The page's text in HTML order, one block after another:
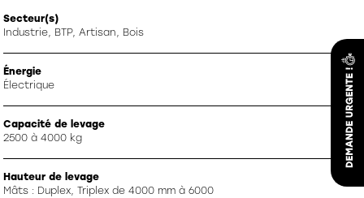
Secteur(s)
Industrie, BTP, Artisan, Bois
Énergie
Électrique
Capacité de levage
2500 à 4000 kg
Hauteur de levage
Mâts : Duplex, Triplex de 4000 mm à 6000